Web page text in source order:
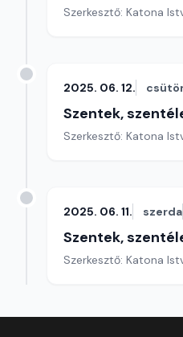
Szerkesztő: Katona
2025. 06. 12.
Szentek,
Szerkesztő: Katona
2025. 06. 11. szerda
Szentek,
Szerkesztő: Katona